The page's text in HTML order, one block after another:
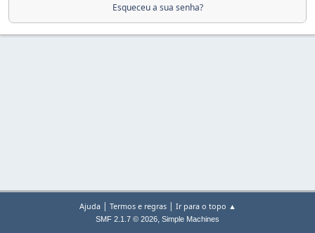
Esqueceu a sua senha?
Ajuda| Termos e regras| Ir para o topo ▲
SMF 2.1.7 © 2026, Simple Machines